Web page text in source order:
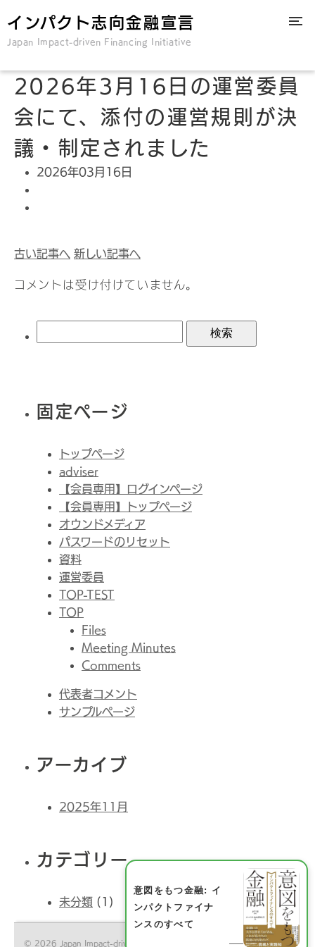
インパクト志向金融宣言
Japan Impact-driven Financing Initiative
2026年3月16日の運営委員
会にて、添付の運営規則が決
議・制定されました
2026年03月16日
古い記事へ 新しい記事へ
コメントは受け付けていません。
固定ページ
トップページ
adviser
【会員専用】ログインページ
【会員専用】トップページ
オウンドメディア
パスワードのリセット
資料
運営委員
TOP-TEST
TOP
Files
Meeting Minutes
Comments
代表者コメント
サンプルページ
アーカイブ
2025年11月
カテゴリー
未分類 (1)
© 2026 Japan Impact-driven Financing Initiative All Rights Reserved.
意図をもつ金融: イ
ンパクトファイナ
ンスのすべて